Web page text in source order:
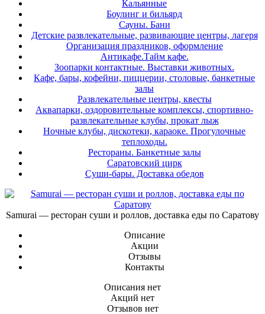
Кальянные
Боулинг и бильярд
Сауны. Бани
Детские развлекательные, развивающие центры, лагеря
Организация праздников, оформление
Антикафе.Тайм кафе.
Зоопарки контактные. Выставки животных.
Кафе, бары, кофейни, пиццерии, столовые, банкетные
залы
Развлекательные центры, квесты
Аквапарки, оздоровительные комплексы, спортивно-
развлекательные клубы, прокат лыж
Ночные клубы, дискотеки, караоке. Прогулочные
теплоходы.
Рестораны. Банкетные залы
Саратовский цирк
Суши-бары. Доставка обедов
Samurai — ресторан суши и роллов, доставка еды по Саратову
Описание
Акции
Отзывы
Контакты
Описания нет
Акций нет
Отзывов нет